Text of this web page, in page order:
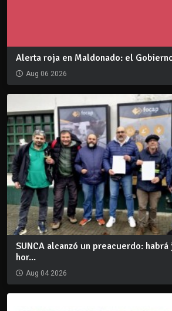
Alerta roja en Maldonado: el
Aug 06 2026
SUNCA alcanzó un preacuerdo:
hor...
Aug 04 2026